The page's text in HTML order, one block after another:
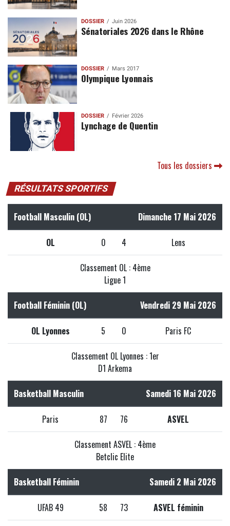
DOSSIER Juin 2026
Sénatoriales 2026 dans le Rhône
DOSSIER Mars 2017
Olympique Lyonnais
DOSSIER Février 2026
Lynchage de Quentin
Tous les dossiers
RÉSULTATS SPORTIFS
Football Masculin (OL) Dimanche 17 Mai 2026
OL 0 4 Lens
Classement OL : 4ème
Ligue 1
Football Féminin (OL) Vendredi 29 Mai 2026
OL Lyonnes 5 0 Paris FC
Classement OL Lyonnes : 1er
D1 Arkema
Basketball Masculin Samedi 16 Mai 2026
Paris 87 76 ASVEL
Classement ASVEL : 4ème
Betclic Elite
Basketball Féminin Samedi 2 Mai 2026
UFAB 49 58 73 ASVEL féminin